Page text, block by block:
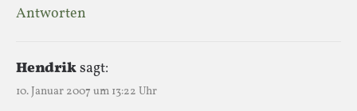
Antworten
Hendriksagt:
10. Januar 2007 um 13:22 Uhr